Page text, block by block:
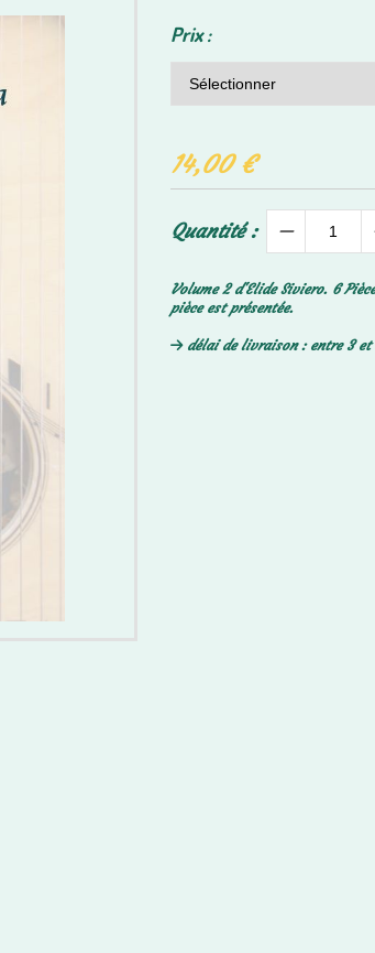
Prix :
14,00€
Quantité :
Volume 2 d'Elide Siviero. 6
pièce est présentée.
délai de livraison : entre 3 et